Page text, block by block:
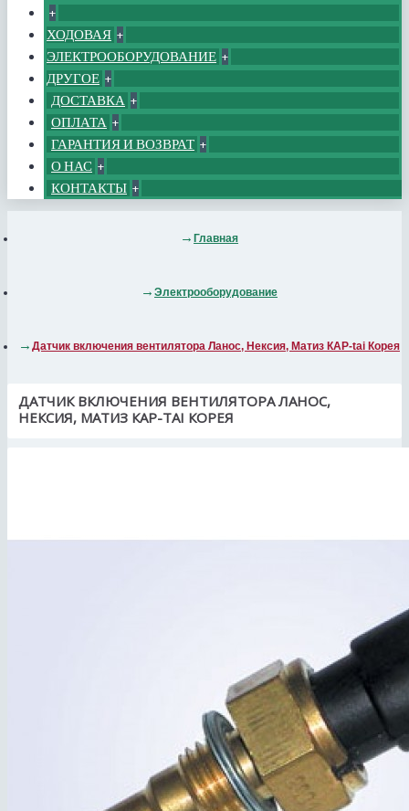
+
ХОДОВАЯ +
ЭЛЕКТРООБОРУДОВАНИЕ +
ДРУГОЕ +
ДОСТАВКА +
ОПЛАТА +
ГАРАНТИЯ И ВОЗВРАТ +
О НАС +
КОНТАКТЫ +
Главная
Электрооборудование
Датчик включения вентилятора Ланос, Нексия, Матиз КАР-tai Корея
ДАТЧИК ВКЛЮЧЕНИЯ ВЕНТИЛЯТОРА ЛАНОС,
НЕКСИЯ, МАТИЗ КАР-TAI КОРЕЯ